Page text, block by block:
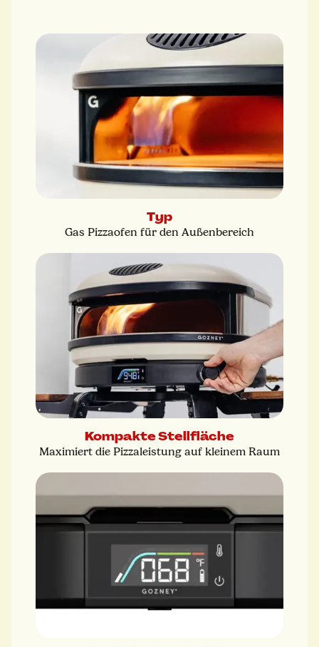
Typ
Gas Pizzaofen für den Außenbereich
Kompakte Stellfläche
Maximiert die Pizzaleistung auf kleinem Raum